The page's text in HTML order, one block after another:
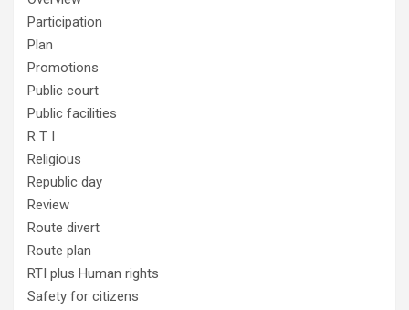
Participation
Plan
Promotions
Public court
Public facilities
R T I
Religious
Republic day
Review
Route divert
Route plan
RTI plus Human rights
Safety for citizens